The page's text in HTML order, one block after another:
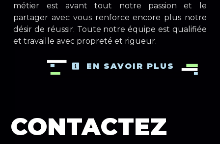
métier est avant tout notre passion et le
partager avec vous renforce encore plus notre
désir de réussir. Toute notre équipe est qualifiée
et travaille avec propreté et rigueur.
EN SAVOIR PLUS
CONTACTEZ